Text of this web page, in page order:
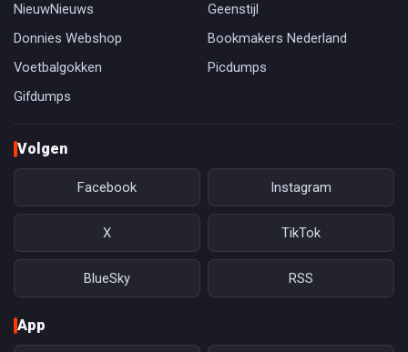
NieuwNieuws
Geenstijl
Donnies Webshop
Bookmakers Nederland
Voetbalgokken
Picdumps
Gifdumps
Volgen
Facebook Instagram
X TikTok
BlueSky RSS
App